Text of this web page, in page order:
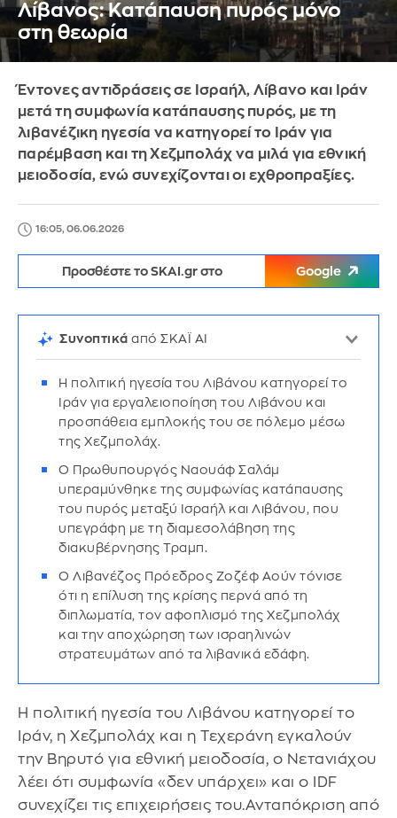
Λίβανος: Κατάπαυση πυρός μόνο
στη θεωρία
Έντονες αντιδράσεις σε Ισραήλ, Λίβανο και Ιράν
μετά τη συμφωνία κατάπαυσης πυρός, με τη
λιβανέζικη ηγεσία να κατηγορεί το Ιράν για
παρέμβαση και τη Χεζμπολάχ να μιλά για εθνική
μειοδοσία, ενώ συνεχίζονται οι εχθροπραξίες.
16:05, 06.06.2026
Προσθέστε το SKAI.gr στο Google
Συνοπτικά από ΣΚΑΪ AI
Η πολιτική ηγεσία του Λιβάνου κατηγορεί το
Ιράν για εργαλειοποίηση του Λιβάνου και
προσπάθεια εμπλοκής του σε πόλεμο μέσω
της Χεζμπολάχ.
Ο Πρωθυπουργός Ναουάφ Σαλάμ
υπεραμύνθηκε της συμφωνίας κατάπαυσης
του πυρός μεταξύ Ισραήλ και Λιβάνου, που
υπεγράφη με τη διαμεσολάβηση της
διακυβέρνησης Τραμπ.
Ο Λιβανέζος Πρόεδρος Ζοζέφ Αούν τόνισε
ότι η επίλυση της κρίσης περνά από τη
διπλωματία, τον αφοπλισμό της Χεζμπολάχ
και την αποχώρηση των ισραηλινών
στρατευμάτων από τα λιβανικά εδάφη.
Η πολιτική ηγεσία του Λιβάνου κατηγορεί το
Ιράν, η Χεζμπολάχ και η Τεχεράνη εγκαλούν
την Βηρυτό για εθνική μειοδοσία, ο Νετανιάχου
λέει ότι συμφωνία «δεν υπάρχει» και ο IDF
συνεχίζει τις επιχειρήσεις του.Ανταπόκριση από